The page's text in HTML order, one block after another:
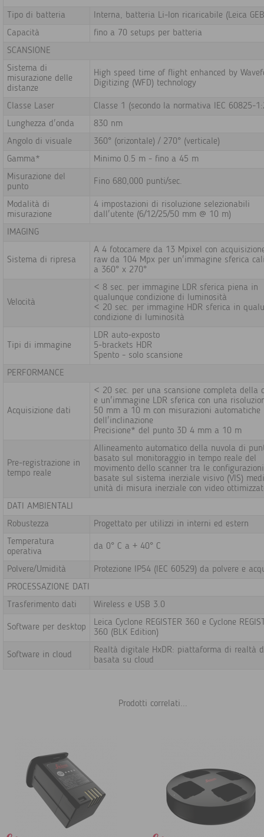
Tipo di batteria
Interna, batteria Li-Ion ricaricabile (Leica
Capacità
fino a 70 setups per batteria
SCANSIONE
Sistema di
misurazione delle
distanze
High speed time of flight enhanced by
Digitizing (WFD) technology
Classe Laser
Classe 1 (secondo la normativa IEC 60825-
Lunghezza d'onda
830 nm
Angolo di visuale
360° (orizontale) / 270° (verticale)
Gamma*
Minimo 0.5 m - fino a 45 m
Misurazione del
punto
Fino 680,000 punti/sec.
Modalità di
misurazione
4 impostazioni di risoluzione selezionabili
dall'utente (6/12/25/50 mm @ 10 m)
IMAGING
Sistema di ripresa
A 4 fotocamere da 13 Mpixel con
raw da 104 Mpx per un'immagine sferica
a 360° x 270°
Velocità
< 8 sec. per immagine LDR sferica piena in
qualunque condizione di luminosità
< 20 sec. per immagine HDR sferica in
condizione di luminosità
Tipi di immagine
LDR auto-exposto
5-brackets HDR
Spento - solo scansione
PERFORMANCE
Acquisizione dati
< 20 sec. per una scansione completa della
e un'immagine LDR sferica con una
50 mm a 10 m con misurazioni automatiche
dell'inclinazione
Precisione* del punto 3D 4 mm a 10 m
Pre-registrazione in
tempo reale
Allineamento automatico della nuvola di
basato sul monitoraggio in tempo reale del
movimento dello scanner tra le configurazioni
basate sul sistema inerziale visivo (VIS)
unità di misura inerziale con video
DATI AMBIENTALI
Robustezza
Progettato per utilizzi in interni ed estern
Temperatura
operativa
da 0° C a + 40° C
Polvere/Umidità
Protezione IP54 (IEC 60529) da polvere e
PROCESSAZIONE DATI
Trasferimento dati
Wireless e USB 3.0
Software per desktop
Leica Cyclone REGISTER 360 e Cyclone
360 (BLK Edition)
Software in cloud
Realtà digitale HxDR: piattaforma di realtà
basata su cloud
Prodotti correlati...